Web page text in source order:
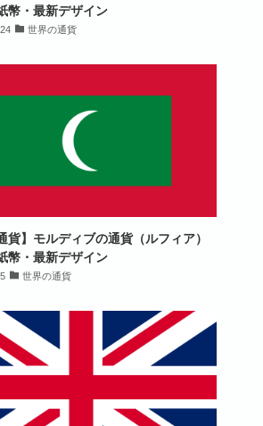
幣・最新デザイン
世界の通貨
貨】モルディブの通貨（ルフィア）
幣・最新デザイン
世界の通貨